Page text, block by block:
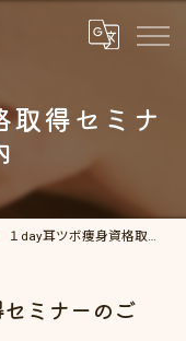
得セミナ
１day耳ツボ痩身資格取得セミナーのご案内
ミナーのご